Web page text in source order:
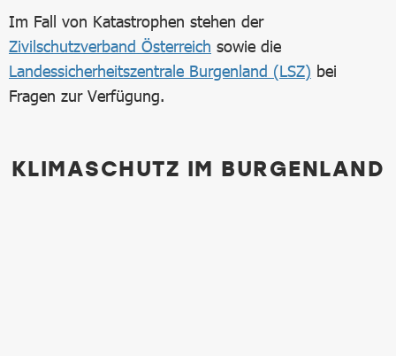
Im Fall von Katastrophen stehen der
Zivilschutzverband Österreich sowie die
Landessicherheitszentrale Burgenland (LSZ) bei
Fragen zur Verfügung.
KLIMASCHUTZ IM BURGENLAND